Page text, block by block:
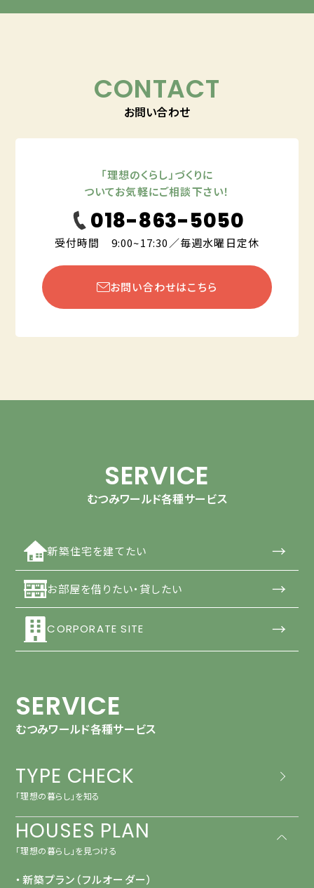
CONTACT
お問い合わせ
「理想のくらし」づくりに
ついてお気軽にご相談下さい！
018-863-5050
受付時間 9:00~17:30／毎週水曜日定休
お問い合わせはこちら
SERVICE
むつみワールド各種サービス
新築住宅を建てたい →
お部屋を借りたい・貸したい →
CORPORATE SITE →
SERVICE
むつみワールド各種サービス
TYPE CHECK
「理想の暮らし」を知る
HOUSES PLAN
「理想の暮らし」を見つける
・新築プラン（フルオーダー）